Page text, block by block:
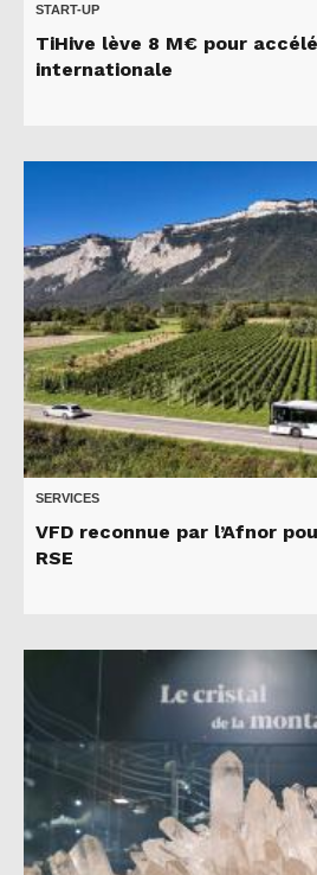
START-UP
TiHive lève 8 M€ pour
internationale
SERVICES
VFD reconnue par l’Afnor
RSE